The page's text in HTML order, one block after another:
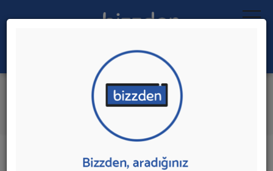
Ara:
Dijital Arşivleme Hizmeti
İlk 5 Firmadan Teklif İste